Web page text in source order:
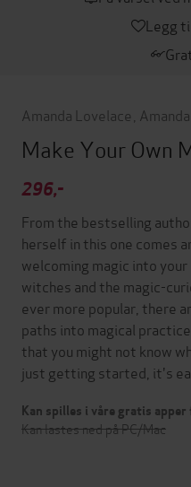
Legg
Amanda Lovelace
Make Your Own
296,-
From the bestselling
herself in this one comes
welcoming magic into
witches and the magic-
ever more popular, there
paths into magical
that you might not know
just getting started, it's
Kan spilles i våre gratis
Kan lastes ned på PC/Mac